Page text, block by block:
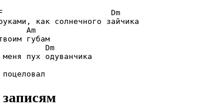
Dm
как солнечного зайчика
Am
губам
Dm
пух одуванчика